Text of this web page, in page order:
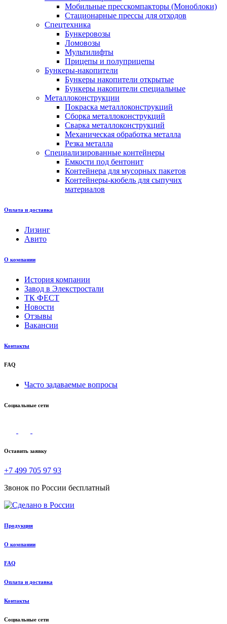
Мобильные пресскомпакторы (Моноблоки)
Стационарные прессы для отходов
Спецтехника
Бункеровозы
Ломовозы
Мультилифты
Прицепы и полуприцепы
Бункеры-накопители
Бункеры накопители открытые
Бункеры накопители специальные
Металлоконструкции
Покраска металлоконструкций
Сборка металлоконструкций
Сварка металлоконструкций
Механическая обработка металла
Резка металла
Специализированные контейнеры
Емкости под бентонит
Контейнера для мусорных пакетов
Контейнеры-кюбель для сыпучих
материалов
Оплата и доставка
Лизинг
Авито
О компании
История компании
Завод в Элекстростали
ТК ФЕСТ
Новости
Отзывы
Вакансии
Контакты
FAQ
Часто задаваемые вопросы
Социальные сети
Оставить заявку
+7 499 705 97 93
Звонок по России бесплатный
Продукция
О компании
FAQ
Оплата и доставка
Контакты
Социальные сети